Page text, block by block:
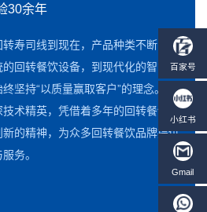
30余年
寿司线到现在，产品种类不断向更
回转餐饮设备，到现代化的智能点
坚持“以质量赢取客户”的理念。昱
术精英，凭借着多年的回转餐饮设
的精神，为众多回转餐饮品牌提供
务。